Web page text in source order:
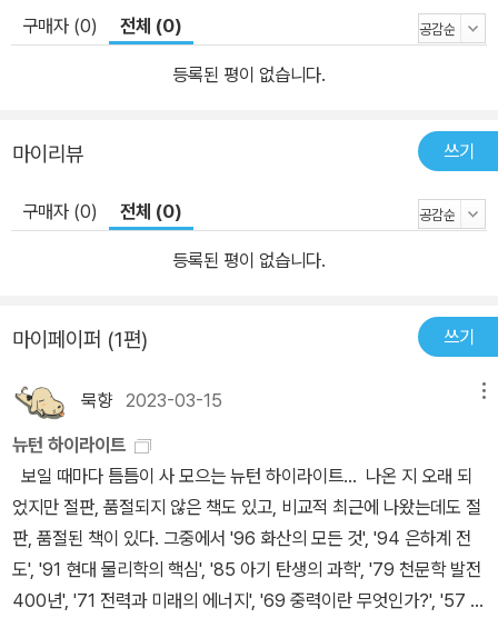
장하자, 논리학은 컴퓨터 프로그래밍이나 AI 기술 등 정보 처리의 다
양한 분야에 응용되기 시작했다. 이 장에서는 정보 사회에 응용되고
된다. 올바른 토론을 하는 기법을 배워 두면 토론하는 상 대방이 자기
를 구슬리려고 해도 올바로 반론할 수 있다. 또 토론을 유리하게 진행
할 수도 있다. 이 장에서는 논리학을 활용한, 토론 에 사용되는 논리를
소개한다.
구매자 (0) 전체 (0)
등록된 평이 없습니다.
마이리뷰 쓰기
구매자 (0) 전체 (0)
등록된 평이 없습니다.
마이페이퍼 (1편) 쓰기
묵향2023-03-15
뉴턴 하이라이트
보일 때마다 틈틈이 사 모으는 뉴턴 하이라이트... 나온 지 오래 되
었지만 절판, 품절되지 않은 책도 있고, 비교적 최근에 나왔는데도 절
판, 품절된 책이 있다. 그중에서 '96 화산의 모든 것', '94 은하계 전
도', '91 현대 물리학의 핵심', '85 아기 탄생의 과학', '79 천문학 발전
400년', '71 전력과 미래의 에너지', '69 중력이란 무엇인가?', '57 자